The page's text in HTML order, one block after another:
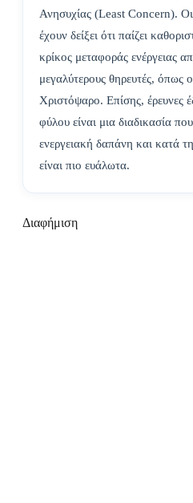
Ανησυχίας (Least Concern). Οι
έχουν δείξει ότι παίζει
κρίκος μεταφοράς ενέργειας
μεγαλύτερους θηρευτές, όπως
Χριστόψαρο. Επίσης, έρευνες
φύλου είναι μια διαδικασία
ενεργειακή δαπάνη και κατά
είναι πιο ευάλωτα.
Διαφήμιση